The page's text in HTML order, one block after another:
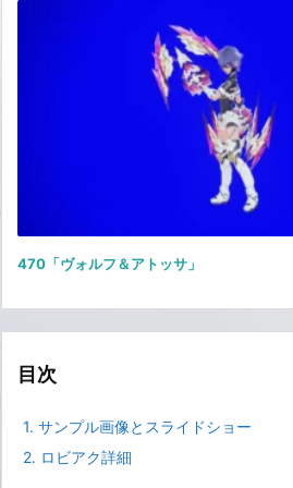
470「ヴォルフ＆アトッサ」
目次
1. サンプル画像とスライドショー
2. ロビアク詳細